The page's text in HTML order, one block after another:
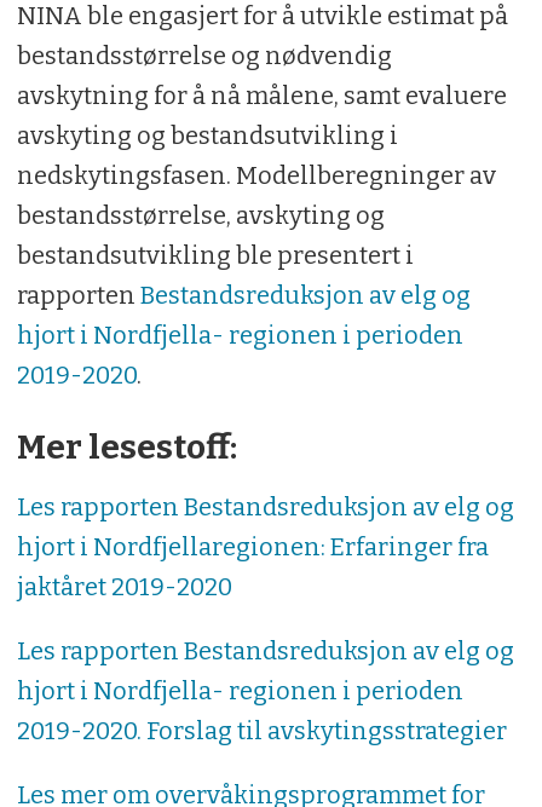
NINA ble engasjert for å utvikle estimat på
bestandsstørrelse og nødvendig
avskytning for å nå målene, samt evaluere
avskyting og bestandsutvikling i
nedskytingsfasen. Modellberegninger av
bestandsstørrelse, avskyting og
bestandsutvikling ble presentert i
rapporten Bestandsreduksjon av elg og
hjort i Nordfjella- regionen i perioden
2019-2020.
Mer lesestoff:
Les rapporten Bestandsreduksjon av elg og
hjort i Nordfjellaregionen: Erfaringer fra
jaktåret 2019-2020
Les rapporten Bestandsreduksjon av elg og
hjort i Nordfjella- regionen i perioden
2019-2020. Forslag til avskytingsstrategier
Les mer om overvåkingsprogrammet for